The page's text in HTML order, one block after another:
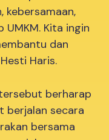
kebersamaan,
Kita ingin
dan
Haris.
berharap
berjalan secara
bersama